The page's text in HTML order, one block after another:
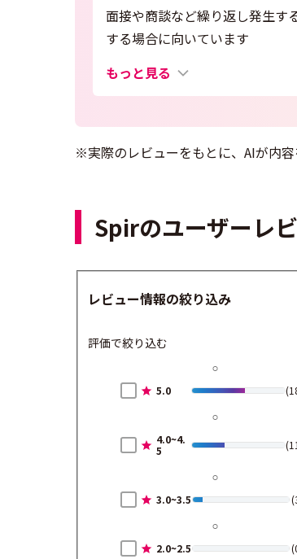
面接や商談など繰り返し発生す
する場合に向いています
もっと見る
※実際のレビューをもとに、AIが内容
Spirのユーザーレ
レビュー情報の絞り込み
評価で絞り込む
5.0
4.0~4.
5
3.0~3.5
2.0~2.5